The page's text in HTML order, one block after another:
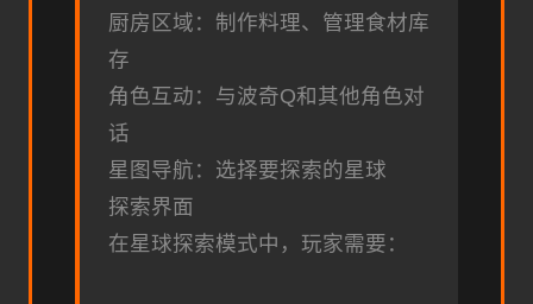
厨房区域：制作料理、管理食材库
存
角色互动：与波奇Q和其他角色对
话
星图导航：选择要探索的星球
探索界面
在星球探索模式中，玩家需要：